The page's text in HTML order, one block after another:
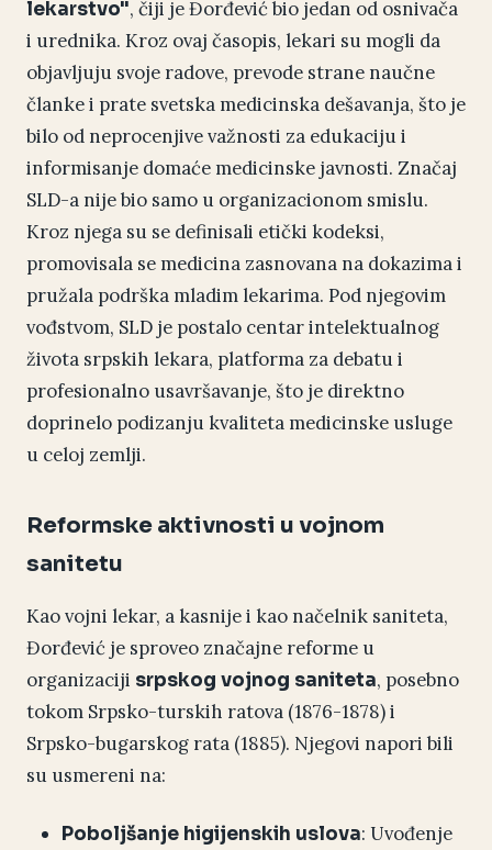
lekarstvo", čiji je Đorđević bio jedan od osnivača
i urednika. Kroz ovaj časopis, lekari su mogli da
objavljuju svoje radove, prevode strane naučne
članke i prate svetska medicinska dešavanja, što je
bilo od neprocenjive važnosti za edukaciju i
informisanje domaće medicinske javnosti. Značaj
SLD-a nije bio samo u organizacionom smislu.
Kroz njega su se definisali etički kodeksi,
promovisala se medicina zasnovana na dokazima i
pružala podrška mladim lekarima. Pod njegovim
vođstvom, SLD je postalo centar intelektualnog
života srpskih lekara, platforma za debatu i
profesionalno usavršavanje, što je direktno
doprinelo podizanju kvaliteta medicinske usluge
u celoj zemlji.
Reformske aktivnosti u vojnom
sanitetu
Kao vojni lekar, a kasnije i kao načelnik saniteta,
Đorđević je sproveo značajne reforme u
organizaciji srpskog vojnog saniteta, posebno
tokom Srpsko-turskih ratova (1876-1878) i
Srpsko-bugarskog rata (1885). Njegovi napori bili
su usmereni na:
Poboljšanje higijenskih uslova: Uvođenje